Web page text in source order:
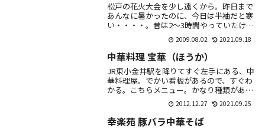
松戸の花火大会を少し遠くから。昨日まで
あんなに暑かったのに、今日は半袖だと寒
い・・・・。昔は2～3時間やっていたけ
ど、今年は約1時間。景気が悪くて、花火
大会そのものが中止になっているところ
が、多いみた...
2009.08.02 2021.09.18
中華料理 宝華（ほうか）
JR東小金井駅を降りてすぐ左手にある、中
華料理屋。でかい看板があるので、すぐわ
かる。こちらメニュー。かなり種類があ
る。一品ものにライスをつけると、それな
りの値段に。この手の店にしては、ライス
が高いよう...
2012.12.27 2021.09.25
幸楽苑 豚バラ中華そば